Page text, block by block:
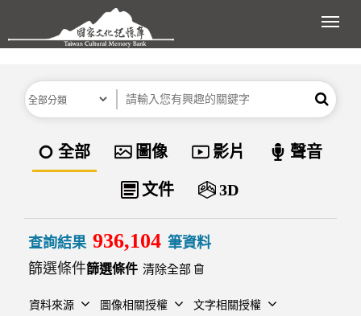
跳到主要內容區塊
展
分類 關鍵字 搜尋
資料類型
全部 圖像 影片 聲音
文件 3D
查詢結果 936,104 筆資料
篩選條件
清除全部
資料來源 圖像相關授權 文字相關授權